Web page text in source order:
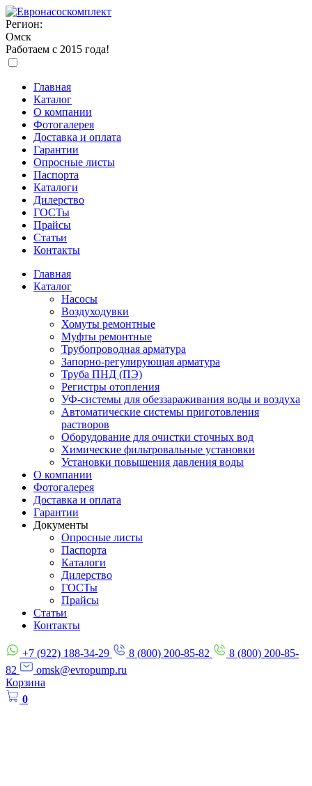
Регион:
Омск
Работаем с 2015 года!
Главная
Каталог
О компании
Фотогалерея
Доставка и оплата
Гарантии
Опросные листы
Паспорта
Каталоги
Дилерство
ГОСТы
Прайсы
Статьи
Контакты
Главная
Каталог
Насосы
Воздуходувки
Хомуты ремонтные
Муфты ремонтные
Трубопроводная арматура
Запорно-регулирующая арматура
Труба ПНД (ПЭ)
Регистры отопления
УФ-системы для обеззараживания воды и воздуха
Автоматические системы приготовления
растворов
Оборудование для очистки сточных вод
Химические фильтровальные установки
Установки повышения давления воды
О компании
Фотогалерея
Доставка и оплата
Гарантии
Документы
Опросные листы
Паспорта
Каталоги
Дилерство
ГОСТы
Прайсы
Статьи
Контакты
+7 (922) 188-34-29 8 (800) 200-85-82
8 (800) 200-85-
82
omsk@evropump.ru
Корзина
0